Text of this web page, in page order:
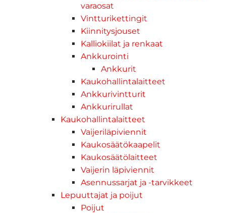
varaosat
Vintturikettingit
Kiinnitysjouset
Kalliokiilat ja renkaat
Ankkurointi
Ankkurit
Kaukohallintalaitteet
Ankkurivintturit
Ankkurirullat
Kaukohallintalaitteet
Vaijeriläpiviennit
Kaukosäätökaapelit
Kaukosäätölaitteet
Vaijerin läpiviennit
Asennussarjat ja -tarvikkeet
Lepuuttajat ja poijut
Poijut